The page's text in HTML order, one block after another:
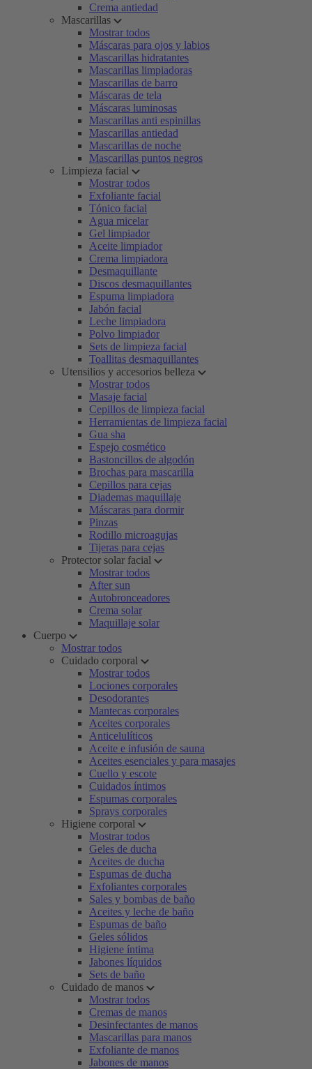
Crema antiedad
Mascarillas
Mostrar todos
Máscaras para ojos y labios
Mascarillas hidratantes
Mascarillas limpiadoras
Mascarillas de barro
Máscaras de tela
Máscaras luminosas
Mascarillas anti espinillas
Mascarillas antiedad
Mascarillas de noche
Mascarillas puntos negros
Limpieza facial
Mostrar todos
Exfoliante facial
Tónico facial
Agua micelar
Gel limpiador
Aceite limpiador
Crema limpiadora
Desmaquillante
Discos desmaquillantes
Espuma limpiadora
Jabón facial
Leche limpiadora
Polvo limpiador
Sets de limpieza facial
Toallitas desmaquillantes
Utensilios y accesorios belleza
Mostrar todos
Masaje facial
Cepillos de limpieza facial
Herramientas de limpieza facial
Gua sha
Espejo cosmético
Bastoncillos de algodón
Brochas para mascarilla
Cepillos para cejas
Diademas maquillaje
Máscaras para dormir
Pinzas
Rodillo microagujas
Tijeras para cejas
Protector solar facial
Mostrar todos
After sun
Autobronceadores
Crema solar
Maquillaje solar
Cuerpo
Mostrar todos
Cuidado corporal
Mostrar todos
Lociones corporales
Desodorantes
Mantecas corporales
Aceites corporales
Anticelulíticos
Aceite e infusión de sauna
Aceites esenciales y para masajes
Cuello y escote
Cuidados íntimos
Espumas corporales
Sprays corporales
Higiene corporal
Mostrar todos
Geles de ducha
Aceites de ducha
Espumas de ducha
Exfoliantes corporales
Sales y bombas de baño
Aceites y leche de baño
Espumas de baño
Geles sólidos
Higiene íntima
Jabones líquidos
Sets de baño
Cuidado de manos
Mostrar todos
Cremas de manos
Desinfectantes de manos
Mascarillas para manos
Exfoliante de manos
Jabones de manos